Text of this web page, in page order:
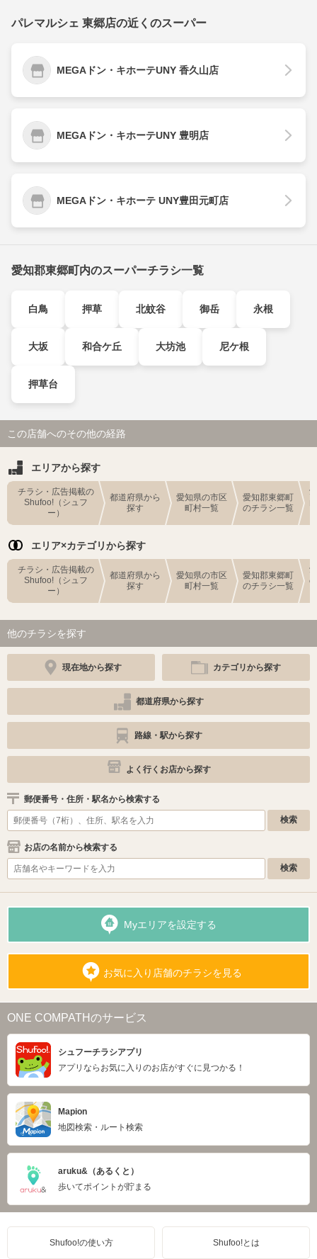
パレマルシェ 東郷店の近くのスーパー
MEGAドン・キホーテUNY 香久山店
MEGAドン・キホーテUNY 豊明店
MEGAドン・キホーテ UNY豊田元町店
愛知郡東郷町内のスーパーチラシ一覧
白鳥 押草 北蚊谷 御岳 永根
大坂 和合ケ丘 大坊池 尼ケ根
押草台
この店舗へのその他の経路
エリアから探す
チラシ・広告掲載の
Shufoo!（シュフ
ー）
都道府県から
探す
愛知県の市区
町村一覧
愛知郡東郷町
のチラシ一覧
エリア×カテゴリから探す
チラシ・広告掲載の
Shufoo!（シュフ
ー）
都道府県から
探す
愛知県の市区
町村一覧
愛知郡東郷町
のチラシ一覧
他のチラシを探す
現在地から探す カテゴリから探す
都道府県から探す
路線・駅から探す
よく行くお店から探す
郵便番号・住所・駅名から検索する
お店の名前から検索する
Myエリアを設定する
お気に入り店舗のチラシを見る
ONE COMPATHのサービス
シュフーチラシアプリ
アプリならお気に入りのお店がすぐに見つかる！
Mapion
地図検索・ルート検索
aruku&（あるくと）
歩いてポイントが貯まる
Shufoo!の使い方 Shufoo!とは